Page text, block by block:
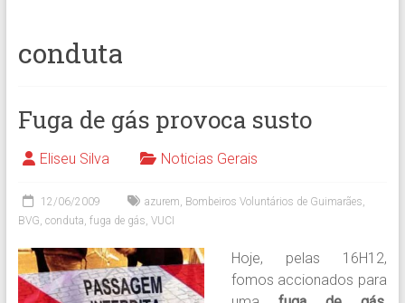
conduta
Fuga de gás provoca susto
Eliseu Silva Noticias Gerais
12/06/2009 azurem, Bombeiros Voluntários de Guimarães,
BVG, conduta, fuga de gás, VUCI
Hoje, pelas 16H12,
fomos accionados para